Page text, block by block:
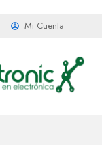
Mi Cuenta